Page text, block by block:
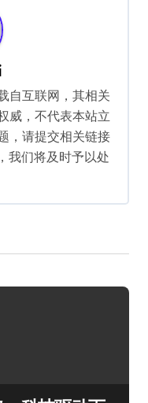
自互联网，其相关
威，不代表本站立
，请提交相关链接
我们将及时予以处